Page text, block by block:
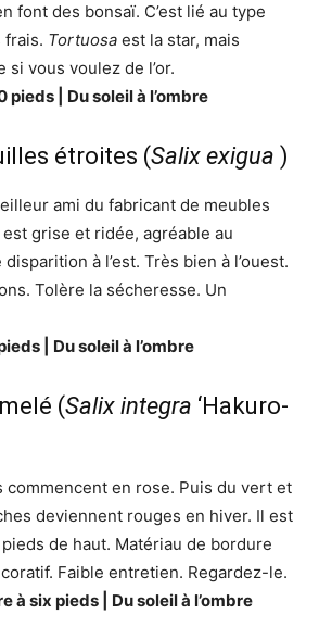
font des bonsaï. C’est lié au type
frais. Tortuosa est la star, mais
si vous voulez de l’or.
pieds | Du soleil à l’ombre
étroites (Salix exigua )
ami du fabricant de meubles
est grise et ridée, agréable au
à l’est. Très bien à l’ouest.
Tolère la sécheresse. Un
| Du soleil à l’ombre
(Salix integra ‘Hakuro-
commencent en rose. Puis du vert et
deviennent rouges en hiver. Il est
de haut. Matériau de bordure
Faible entretien. Regardez-le.
à six pieds | Du soleil à l’ombre